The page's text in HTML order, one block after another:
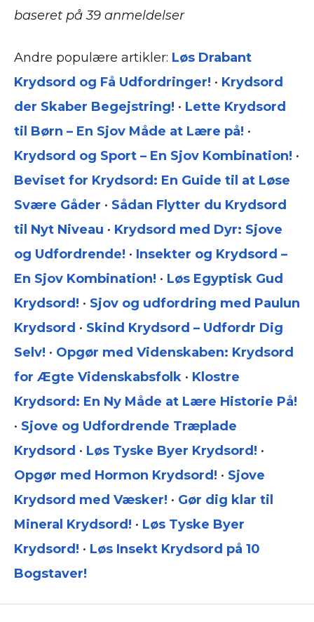
baseret på39 anmeldelser
Andre populære artikler: Løs Drabant
Krydsord og Få Udfordringer! • Krydsord
der Skaber Begejstring! • Lette Krydsord
til Børn – En Sjov Måde at Lære på! •
Krydsord og Sport – En Sjov Kombination! •
Beviset for Krydsord: En Guide til at Løse
Svære Gåder • Sådan Flytter du Krydsord
til Nyt Niveau • Krydsord med Dyr: Sjove
og Udfordrende! • Insekter og Krydsord –
En Sjov Kombination! • Løs Egyptisk Gud
Krydsord! • Sjov og udfordring med Paulun
Krydsord • Skind Krydsord – Udfordr Dig
Selv! • Opgør med Videnskaben: Krydsord
for Ægte Videnskabsfolk • Klostre
Krydsord: En Ny Måde at Lære Historie På!
• Sjove og Udfordrende Træplade
Krydsord • Løs Tyske Byer Krydsord! •
Opgør med Hormon Krydsord! • Sjove
Krydsord med Væsker! • Gør dig klar til
Mineral Krydsord! • Løs Tyske Byer
Krydsord! • Løs Insekt Krydsord på 10
Bogstaver!